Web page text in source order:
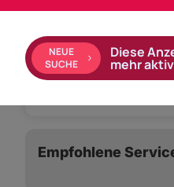
Bad mit: Badewanne,
Ausrichtung Balkon:
Empfohlene
NEUE
SUCHE
Diese
mehr